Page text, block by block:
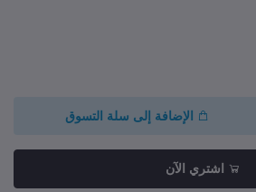
الإضافة إلى سلة التسوق
اشتري الآن